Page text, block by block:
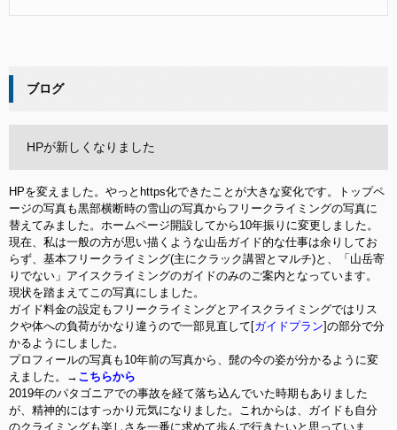
ブログ
HPが新しくなりました
HPを変えました。やっとhttps化できたことが大きな変化です。トップペ
ージの写真も黒部横断時の雪山の写真からフリークライミングの写真に
替えてみました。ホームページ開設してから10年振りに変更しました。
現在、私は一般の方が思い描くような山岳ガイド的な仕事は余りしてお
らず、基本フリークライミング(主にクラック講習とマルチ)と、「山岳寄
りでない」アイスクライミングのガイドのみのご案内となっています。
現状を踏まえてこの写真にしました。
ガイド料金の設定もフリークライミングとアイスクライミングではリス
クや体への負荷がかなり違うので一部見直して[ガイドプラン]の部分で分
かるようにしました。
プロフィールの写真も10年前の写真から、髭の今の姿が分かるように変
えました。→ こちらから
2019年のパタゴニアでの事故を経て落ち込んでいた時期もありました
が、精神的にはすっかり元気になりました。これからは、ガイドも自分
のクライミングも楽しさを一番に求めて歩んで行きたいと思っていま